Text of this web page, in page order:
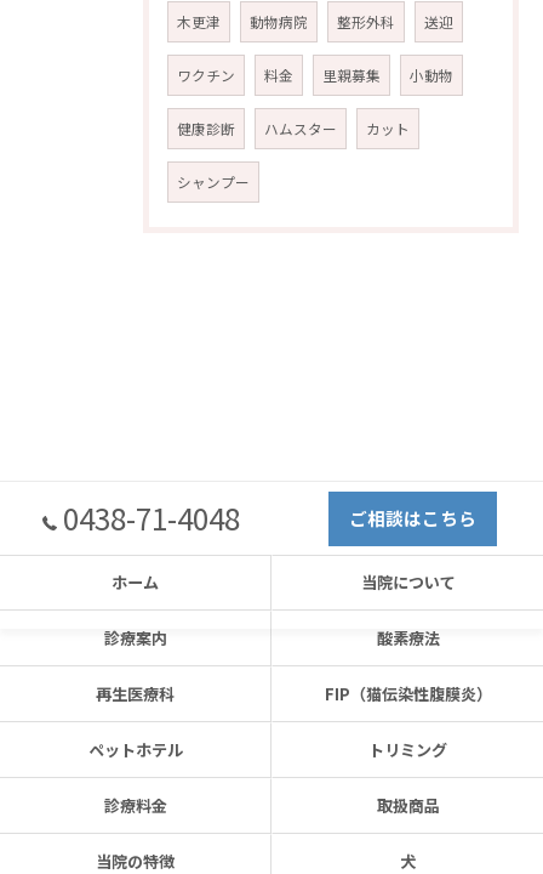
木更津 動物病院 整形外科 送迎
ワクチン 料金 里親募集 小動物
健康診断 ハムスター カット
シャンプー
0438-71-4048 ご相談はこちら
ホーム 当院について
診療案内 酸素療法
再生医療科 FIP（猫伝染性腹膜炎）
ペットホテル トリミング
診療料金 取扱商品
当院の特徴 犬